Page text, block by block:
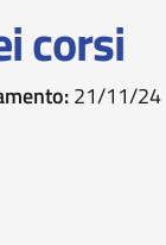
corsi
21/11/24